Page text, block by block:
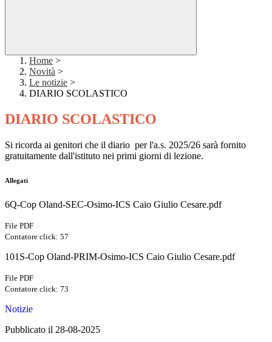
Home >
Novità >
Le notizie >
DIARIO SCOLASTICO
DIARIO SCOLASTICO
Si ricorda ai genitori che il diario per l'a.s. 2025/26 sarà fornito
gratuitamente dall'istituto nei primi giorni di lezione.
Allegati
6Q-Cop Oland-SEC-Osimo-ICS Caio Giulio Cesare.pdf
File PDF
Contatore click: 57
101S-Cop Oland-PRIM-Osimo-ICS Caio Giulio Cesare.pdf
File PDF
Contatore click: 73
Notizie
Pubblicato il 28-08-2025